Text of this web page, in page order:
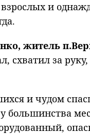
и
житель
схватил за
и чудом
большинства